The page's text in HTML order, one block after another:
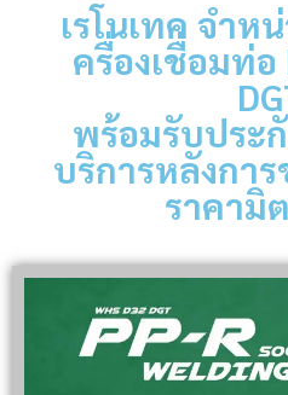
เรโนเทค จำห
ครื่องเชื่อมท่อ
พร้อมรับประ
บริการหลังกา
ราคามิ